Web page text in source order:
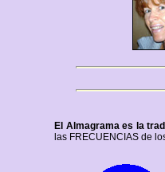
El Almagrama es la
las FRECUENCIAS de